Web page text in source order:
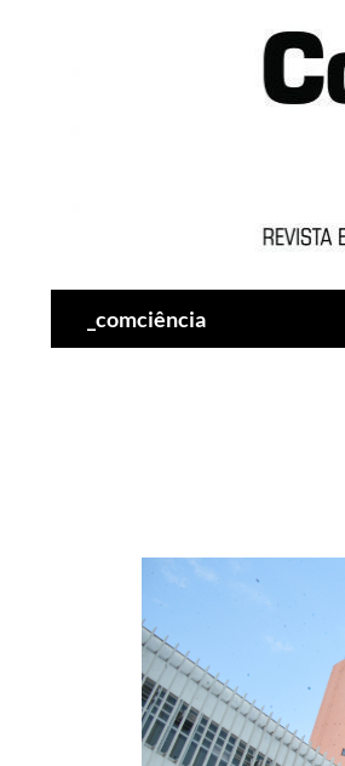
_comciência